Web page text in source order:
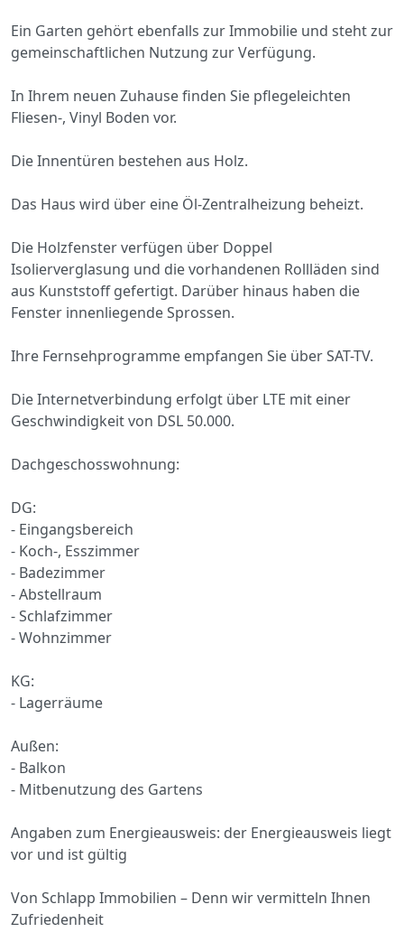
Ein Garten gehört ebenfalls zur Immobilie und steht zur
gemeinschaftlichen Nutzung zur Verfügung.
In Ihrem neuen Zuhause finden Sie pflegeleichten
Fliesen-, Vinyl Boden vor.
Die Innentüren bestehen aus Holz.
Das Haus wird über eine Öl-Zentralheizung beheizt.
Die Holzfenster verfügen über Doppel
Isolierverglasung und die vorhandenen Rollläden sind
aus Kunststoff gefertigt. Darüber hinaus haben die
Fenster innenliegende Sprossen.
Ihre Fernsehprogramme empfangen Sie über SAT-TV.
Die Internetverbindung erfolgt über LTE mit einer
Geschwindigkeit von DSL 50.000.
Dachgeschosswohnung:
DG:
- Eingangsbereich
- Koch-, Esszimmer
- Badezimmer
- Abstellraum
- Schlafzimmer
- Wohnzimmer
KG:
- Lagerräume
Außen:
- Balkon
- Mitbenutzung des Gartens
Angaben zum Energieausweis: der Energieausweis liegt
vor und ist gültig
Von Schlapp Immobilien – Denn wir vermitteln Ihnen
Zufriedenheit